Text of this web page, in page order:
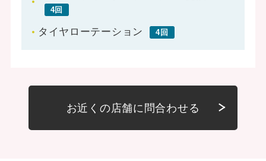
4回
タイヤローテーション 4回
お近くの店舗に問合わせる